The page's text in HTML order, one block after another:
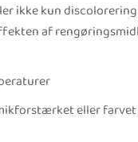
ikke kun
af
eller